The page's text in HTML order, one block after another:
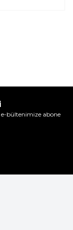
bültenimize abone